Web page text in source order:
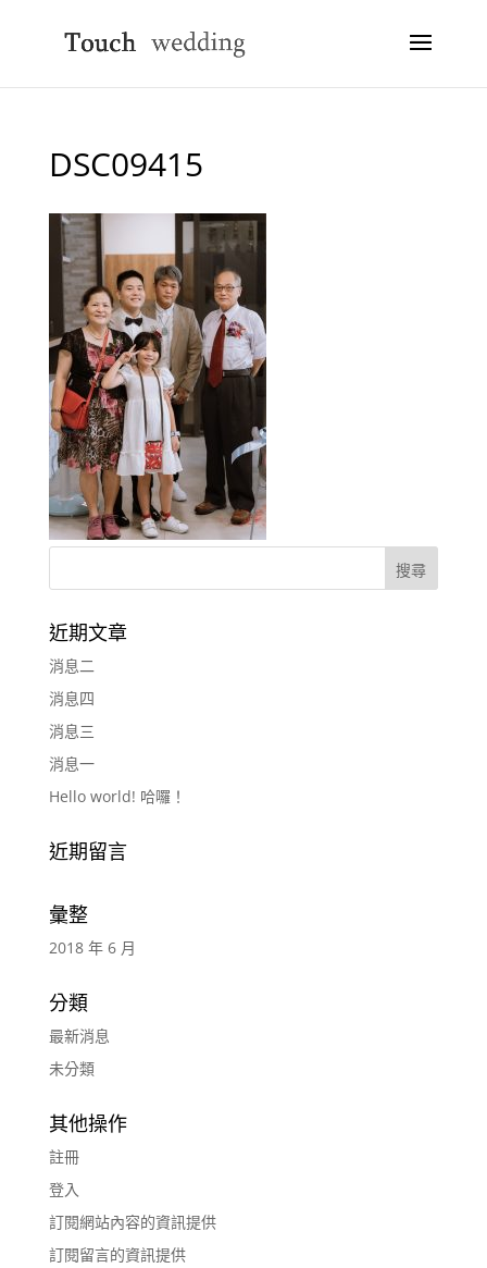
DSC09415
近期文章
消息二
消息四
消息三
消息一
Hello world! 哈囉！
近期留言
彙整
2018 年 6 月
分類
最新消息
未分類
其他操作
註冊
登入
訂閱網站內容的資訊提供
訂閱留言的資訊提供